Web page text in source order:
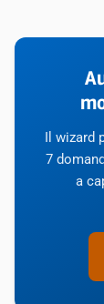
Il wizard
7
a